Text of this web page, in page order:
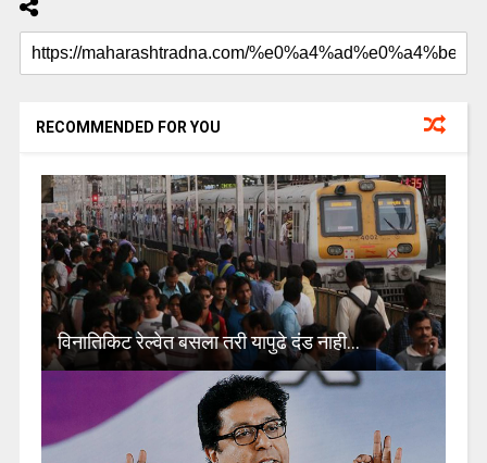
RECOMMENDED FOR YOU
विनातिकिट रेल्वेत बसला तरी यापुढे दंड नाही…